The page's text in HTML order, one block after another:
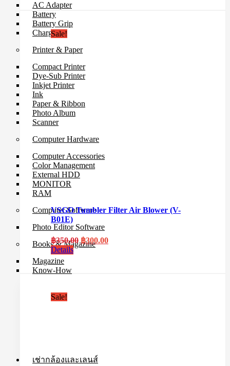
AC Adapter
Battery
Battery Grip
Charger
Printer & Paper
Compact Printer
Dye-Sub Printer
Inkjet Printer
Ink
Paper & Ribbon
Photo Album
Scanner
Computer Hardware
Computer Accessories
Color Management
External HDD
MONITOR
RAM
Computer Software
Photo Editor Software
Books & Magazine
Magazine
Know-How
เช่ากล้องและเลนส์
Sale!
VSGO Tumbler Filter Air Blower (V-
B01E)
฿350.00 Original
price
฿300.00Current
Details
Sale!